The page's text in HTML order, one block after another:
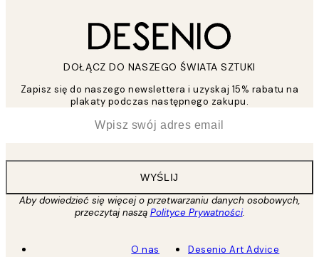
DOŁĄCZ DO NASZEGO ŚWIATA SZTUKI
Zapisz się do naszego newslettera i uzyskaj 15% rabatu na
plakaty podczas następnego zakupu.
WYŚLIJ
Aby dowiedzieć się więcej o przetwarzaniu danych osobowych,
przeczytaj naszą Polityce Prywatności.
O nas
Desenio Art Advice